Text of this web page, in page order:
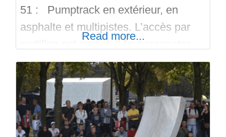
51 : Pumptrack en extérieur, en
asphalte et multipistes. L’accès par
les horaires 8h – 20h et parfois laisser
le pumptrack au scolaire. C’est une
pumptrack réalisée par H-Tracks en
2024. Une piste à l’écart et deux
autres pistes qui s’entremélent.
Read more...